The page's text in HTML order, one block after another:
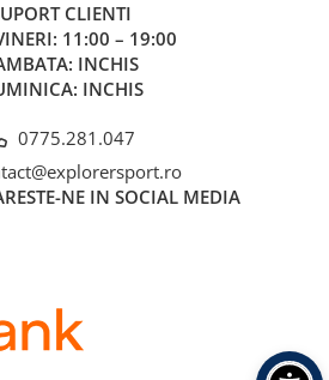
CLIENTI
11:00 – 19:00
INCHIS
INCHIS
0775.281.047
NE IN SOCIAL MEDIA